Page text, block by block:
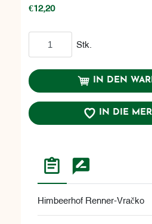
€12,20
Stk.
IN DEN
IN DIE
Himbeerhof Renner-Vračko